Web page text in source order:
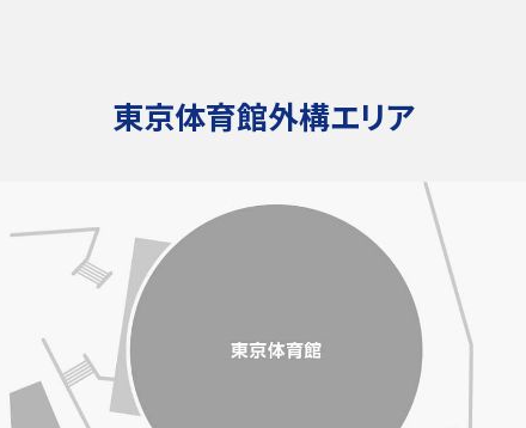
東京体育館外構エリア